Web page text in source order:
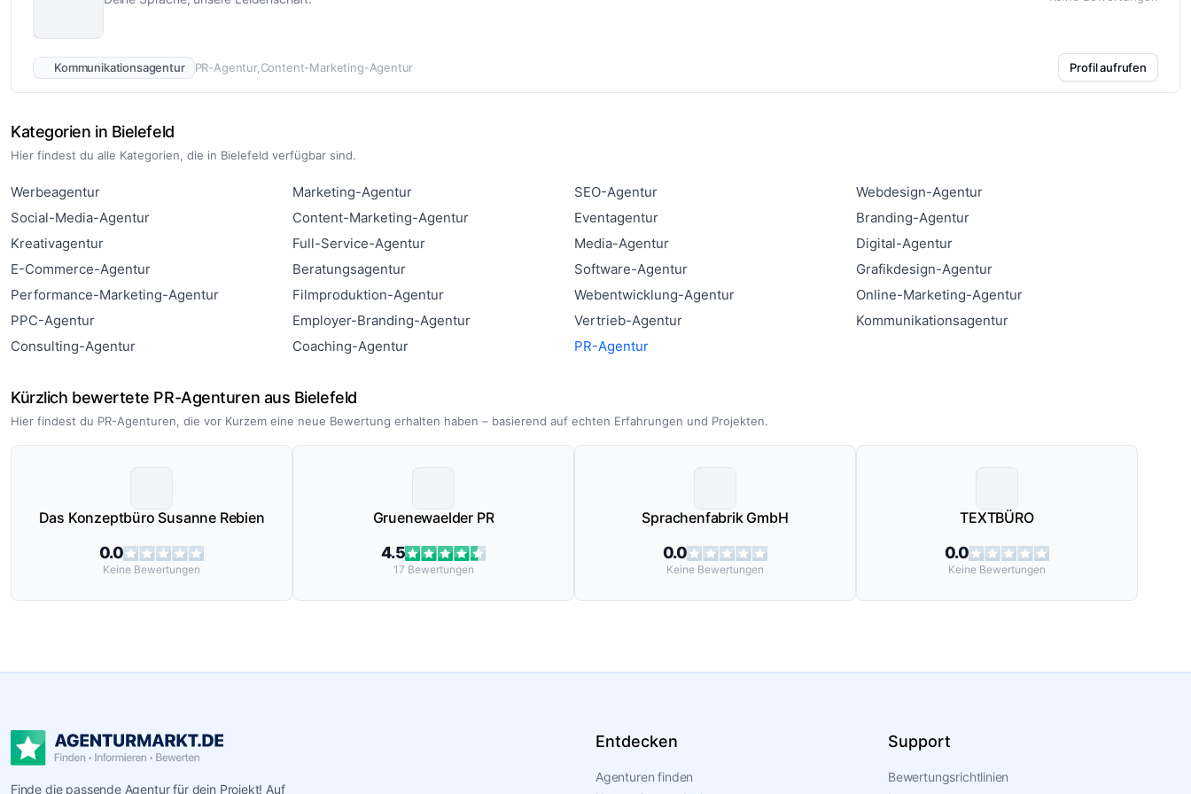
Kommunikationsagentur PR-Agentur Content-Marketing-Agentur Profil aufrufen
Kategorien in Bielefeld
Hier findest du alle Kategorien, die in Bielefeld verfügbar sind.
Werbeagentur Marketing-Agentur SEO-Agentur
Webdesign-Agentur
Social-Media-Agentur
Content-Marketing-Agentur Eventagentur
Branding-Agentur
Kreativagentur
Full-Service-Agentur Media-Agentur
Digital-Agentur
E-Commerce-Agentur
Beratungsagentur Software-Agentur
Grafikdesign-Agentur
Performance-Marketing-Agentur
Filmproduktion-Agentur Webentwicklung-Agentur
Online-Marketing-Agentur
PPC-Agentur
Employer-Branding-Agentur Vertrieb-Agentur
Kommunikationsagentur
Consulting-Agentur
Coaching-Agentur PR-Agentur
Kürzlich bewertete PR-Agenturen aus Bielefeld
Hier findest du PR-Agenturen, die vor Kurzem eine neue Bewertung erhalten haben – basierend auf echten Erfahrungen und Projekten.
Das Konzeptbüro Susanne Rebien
0.0
Keine Bewertungen
Gruenewaelder PR
4.5
17 Bewertungen
Sprachenfabrik GmbH
0.0
Keine Bewertungen
TEXTBÜRO
0.0
Keine Bewertungen
Finde die passende Agentur für dein Projekt! Auf
Entdecken
Agenturen finden
Support
Bewertungsrichtlinien